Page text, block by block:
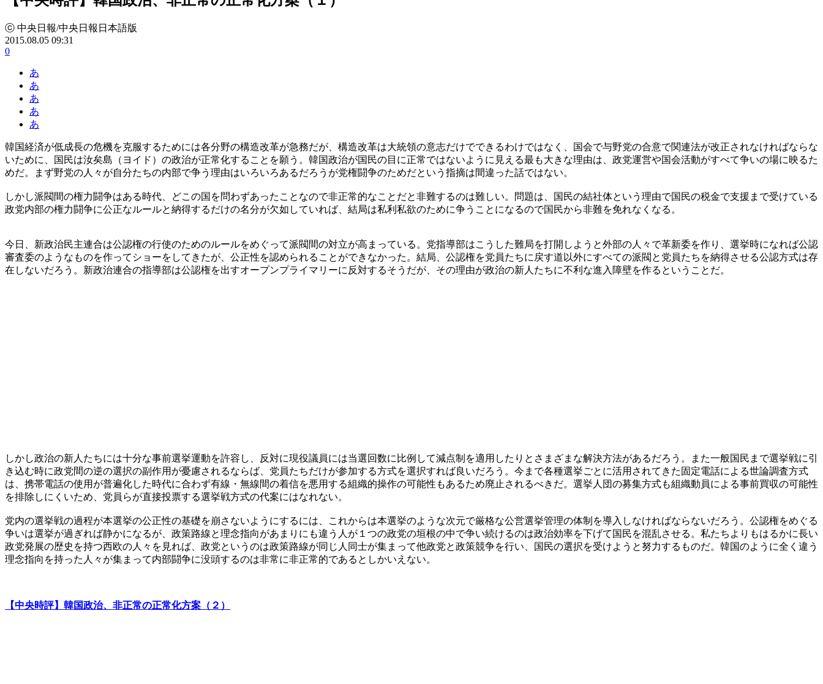
ⓒ 中央日報/中央日報日本語版
2015.08.05 09:31
0
あ
あ
あ
あ
あ
韓国経済が低成長の危機を克服するためには各分野の構造改革が急務だが、構造改革は大統領の意志だけでできるわけではなく、国会で与野党の合意で関連法が改正されなければならな
いために、国民は汝矣島（ヨイド）の政治が正常化することを願う。韓国政治が国民の目に正常ではないように見える最も大きな理由は、政党運営や国会活動がすべて争いの場に映るた
めだ。まず野党の人々が自分たちの内部で争う理由はいろいろあるだろうが党権闘争のためだという指摘は間違った話ではない。
しかし派閥間の権力闘争はある時代、どこの国を問わずあったことなので非正常的なことだと非難するのは難しい。問題は、国民の結社体という理由で国民の税金で支援まで受けている
政党内部の権力闘争に公正なルールと納得するだけの名分が欠如していれば、結局は私利私欲のために争うことになるので国民から非難を免れなくなる。
今日、新政治民主連合は公認権の行使のためのルールをめぐって派閥間の対立が高まっている。党指導部はこうした難局を打開しようと外部の人々で革新委を作り、選挙時になれば公認
審査委のようなものを作ってショーをしてきたが、公正性を認められることができなかった。結局、公認権を党員たちに戻す道以外にすべての派閥と党員たちを納得させる公認方式は存
在しないだろう。新政治連合の指導部は公認権を出すオープンプライマリーに反対するそうだが、その理由が政治の新人たちに不利な進入障壁を作るということだ。
しかし政治の新人たちには十分な事前選挙運動を許容し、反対に現役議員には当選回数に比例して減点制を適用したりとさまざまな解決方法があるだろう。また一般国民まで選挙戦に引
き込む時に政党間の逆の選択の副作用が憂慮されるならば、党員たちだけが参加する方式を選択すれば良いだろう。今まで各種選挙ごとに活用されてきた固定電話による世論調査方式
は、携帯電話の使用が普遍化した時代に合わず有線・無線間の着信を悪用する組織的操作の可能性もあるため廃止されるべきだ。選挙人団の募集方式も組織動員による事前買収の可能性
を排除しにくいため、党員らが直接投票する選挙戦方式の代案にはなれない。
党内の選挙戦の過程が本選挙の公正性の基礎を崩さないようにするには、これからは本選挙のような次元で厳格な公営選挙管理の体制を導入しなければならないだろう。公認権をめぐる
争いは選挙が過ぎれば静かになるが、政策路線と理念指向があまりにも違う人が１つの政党の垣根の中で争い続けるのは政治効率を下げて国民を混乱させる。私たちよりもはるかに長い
政党発展の歴史を持つ西欧の人々を見れば、政党というのは政策路線が同じ人同士が集まって他政党と政策競争を行い、国民の選択を受けようと努力するものだ。韓国のように全く違う
理念指向を持った人々が集まって内部闘争に没頭するのは非常に非正常的であるとしかいえない。
【中央時評】韓国政治、非正常の正常化方案（２）